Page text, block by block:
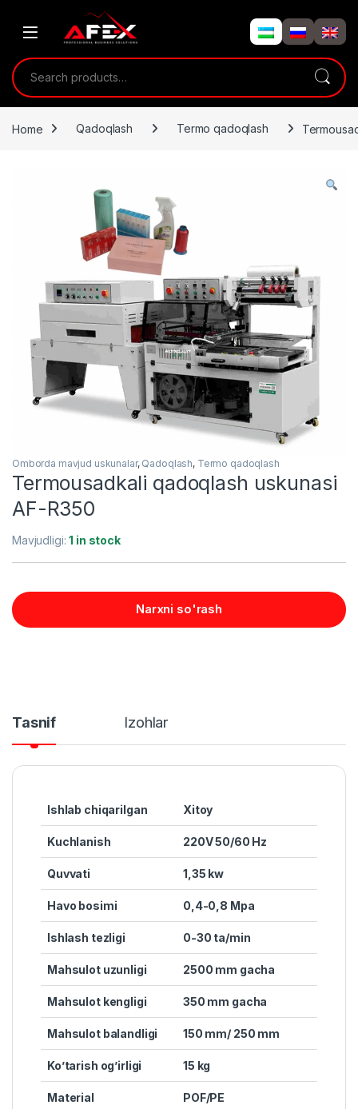
Search for:
Home Qadoqlash Termo qadoqlash
Omborda mavjud uskunalar, Qadoqlash, Termo qadoqlash
Termousadkali qadoqlash uskunasi
AF-R350
Mavjudligi:1 in stock
Narxni so'rash
Tasnif Izohlar
Ishlab chiqarilgan Xitoy
Kuchlanish 220V 50/60 Hz
Quvvati 1,35 kw
Havo bosimi 0,4-0,8 Mpa
Ishlash tezligi 0-30 ta/min
Mahsulot uzunligi 2500 mm gacha
Mahsulot kengligi 350 mm gacha
Mahsulot balandligi 150 mm/ 250 mm
Ko’tarish og’irligi 15 kg
Material POF/PE